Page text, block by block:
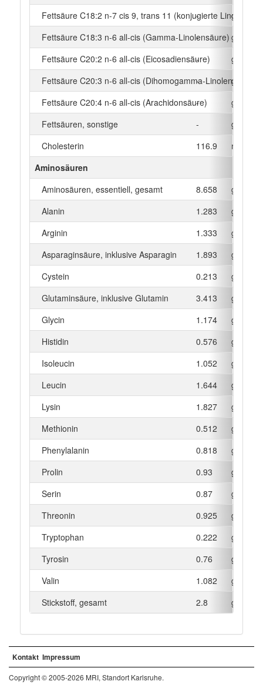
Fettsäure C18:2 n-7 cis 9, trans 11 (konjugierte Linolsäure)
-
g
Fettsäure C18:3 n-6 all-cis (Gamma-Linolensäure)
-
g
Fettsäure C20:2 n-6 all-cis (Eicosadiensäure)
-
g
Fettsäure C20:3 n-6 all-cis (Dihomogamma-Linolensäure)
-
g
Fettsäure C20:4 n-6 all-cis (Arachidonsäure)
-
g
Fettsäuren, sonstige
-
g
Cholesterin
116.9
mg
Aminosäuren
Aminosäuren, essentiell, gesamt
8.658
g
Alanin
1.283
g
Arginin
1.333
g
Asparaginsäure, inklusive Asparagin
1.893
g
Cystein
0.213
g
Glutaminsäure, inklusive Glutamin
3.413
g
Glycin
1.174
g
Histidin
0.576
g
Isoleucin
1.052
g
Leucin
1.644
g
Lysin
1.827
g
Methionin
0.512
g
Phenylalanin
0.818
g
Prolin
0.93
g
Serin
0.87
g
Threonin
0.925
g
Tryptophan
0.222
g
Tyrosin
0.76
g
Valin
1.082
g
Stickstoff, gesamt
2.8 g
Kontakt Impressum
Copyright © 2005-2026 MRI, Standort Karlsruhe.